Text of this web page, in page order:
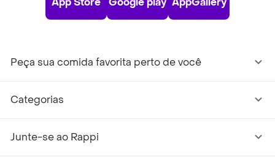
Peça sua comida favorita perto de você
Categorias
Junte-se ao Rappi